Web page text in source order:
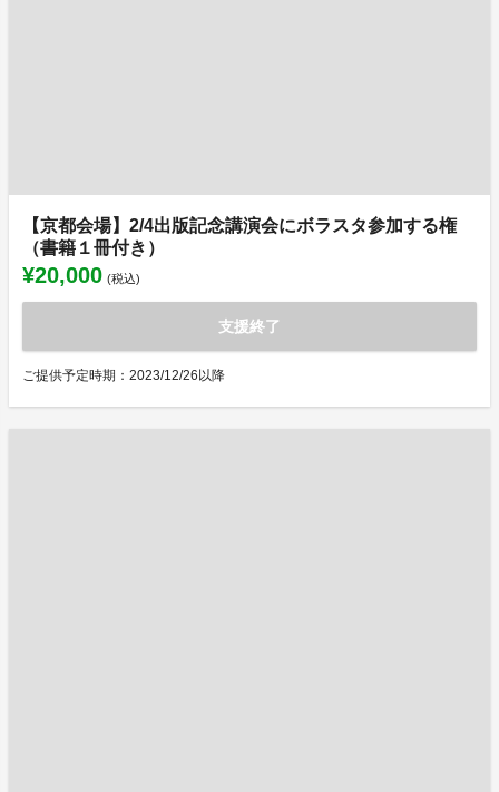
【京都会場】2/4出版記念講演会にボラスタ参加する権
（書籍１冊付き）
¥20,000 (税込)
支援終了
ご提供予定時期：2023/12/26以降